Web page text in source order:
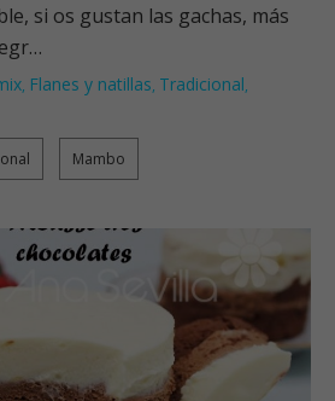
si os gustan las gachas, más
, Flanes y natillas, Tradicional,
Mambo